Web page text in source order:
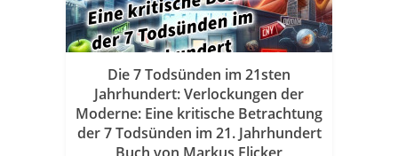
Die 7 Todsünden im 21sten
Jahrhundert: Verlockungen der
Moderne: Eine kritische Betrachtung
der 7 Todsünden im 21. Jahrhundert